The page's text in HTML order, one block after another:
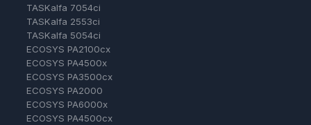
TASKalfa 7054ci
TASKalfa 2553ci
TASKalfa 5054ci
ECOSYS PA2100cx
ECOSYS PA4500x
ECOSYS PA3500cx
ECOSYS PA2000
ECOSYS PA6000x
ECOSYS PA4500cx